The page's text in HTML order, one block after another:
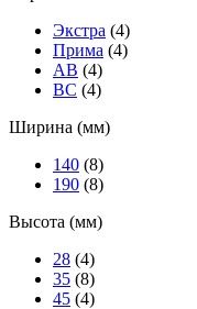
Экстра (4)
Прима (4)
АВ (4)
ВС (4)
Ширина (мм)
140 (8)
190 (8)
Высота (мм)
28 (4)
35 (8)
45 (4)